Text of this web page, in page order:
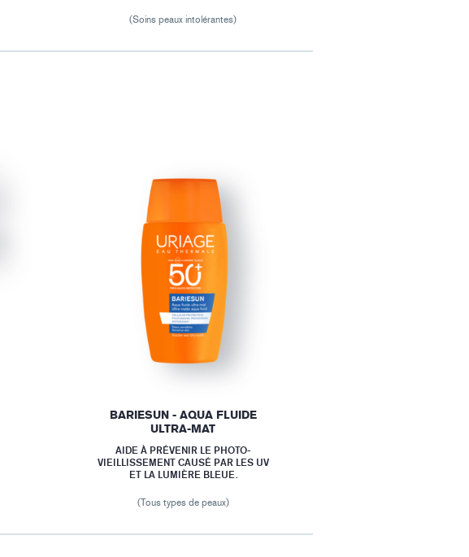
(Soins peaux intolérantes)
BARIESUN - AQUA FLUIDE
ULTRA-MAT
AIDE À PRÉVENIR LE PHOTO-
VIEILLISSEMENT CAUSÉ PAR LES UV
ET LA LUMIÈRE BLEUE.
(Tous types de peaux)